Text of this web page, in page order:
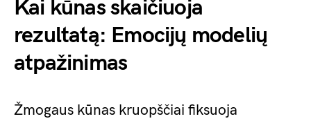
Kai kūnas skaičiuoja
rezultatą: Emocijų modelių
atpažinimas
Žmogaus kūnas kruopščiai fiksuoja